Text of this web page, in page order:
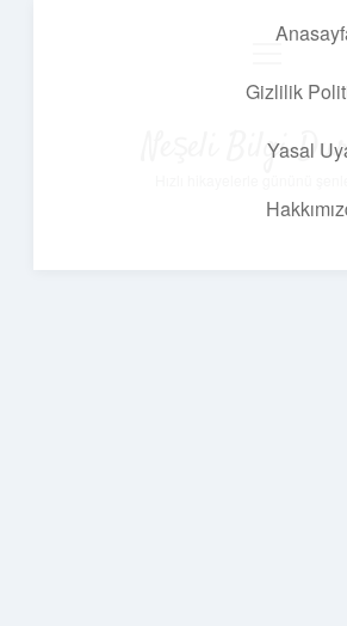
Gizlilik
Yasal
Neşeli Bilgi